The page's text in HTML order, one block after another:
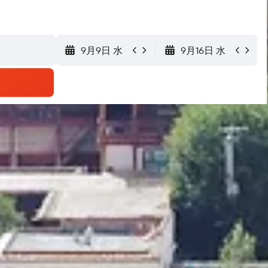
9月9日 水 9月16日 水